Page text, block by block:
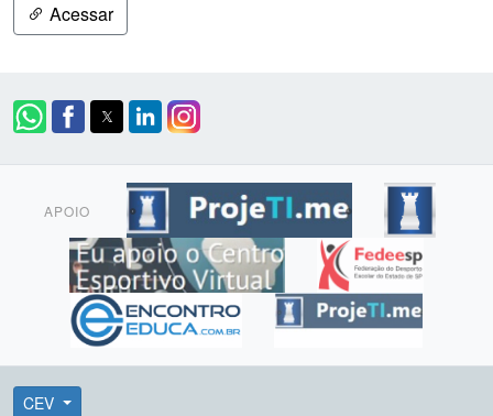
Acessar
APOIO
CEV